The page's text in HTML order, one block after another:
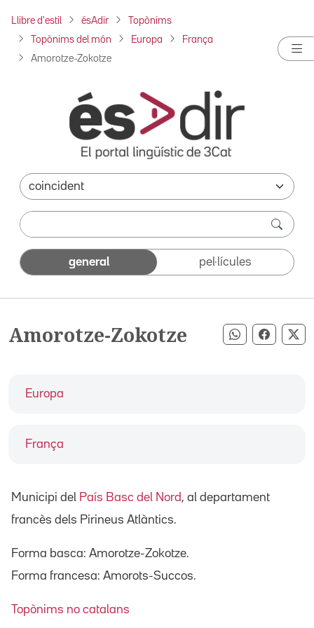
Llibre d'estil ésAdir Topònims
Topònims del món Europa França
Amorotze-Zokotze
general pel·lícules
Amorotze-Zokotze Compartir
Europa
França
Municipi del País Basc del Nord, al departament
francès dels Pirineus Atlàntics.
Forma basca: Amorotze-Zokotze.
Forma francesa: Amorots-Succos.
Topònims no catalans